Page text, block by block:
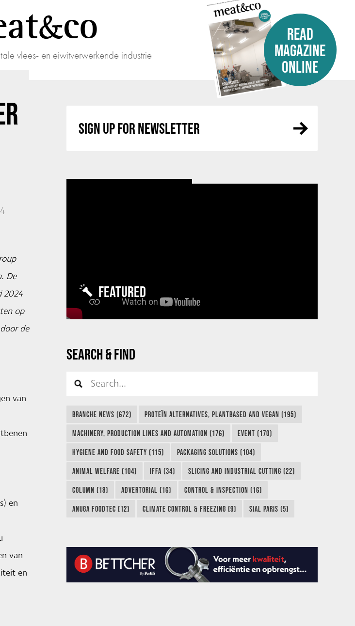
co
vlees- en eiwitverwerkende industrie
READ
MAGAZINE
ONLINE
De
2024
op
de
van
en
van
en
SIGN UP FOR NEWSLETTER
FEATURED
SEARCH & FIND
BRANCHE NEWS (672) PROTEÏN ALTERNATIVES, PLANTBASED AND VEGAN (195)
MACHINERY, PRODUCTION LINES AND AUTOMATION (176) EVENT (170)
HYGIENE AND FOOD SAFETY (115) PACKAGING SOLUTIONS (104)
ANIMAL WELFARE (104) IFFA (34) SLICING AND INDUSTRIAL CUTTING (22)
COLUMN (18) ADVERTORIAL (16) CONTROL & INSPECTION (16)
ANUGA FOODTEC (12) CLIMATE CONTROL & FREEZING (9) SIAL PARIS (5)